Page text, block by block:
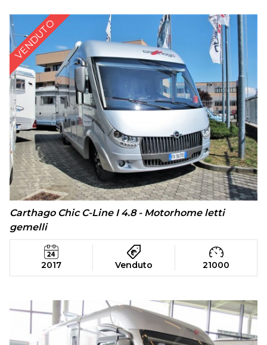
VENDUTO
Carthago Chic C-Line I 4.8 - Motorhome letti
gemelli
2017 Venduto 21000